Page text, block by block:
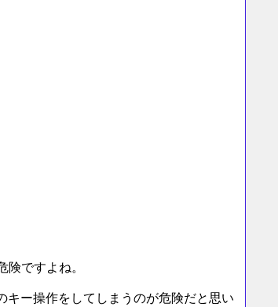
ですよね。
ー操作をしてしまうのが危険だと思い